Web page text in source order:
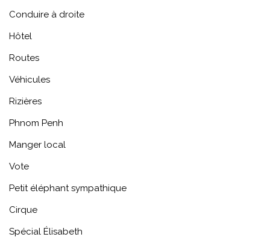
Conduire à droite
Hôtel
Routes
Véhicules
Rizières
Phnom Penh
Manger local
Vote
Petit éléphant sympathique
Cirque
Spécial Élisabeth